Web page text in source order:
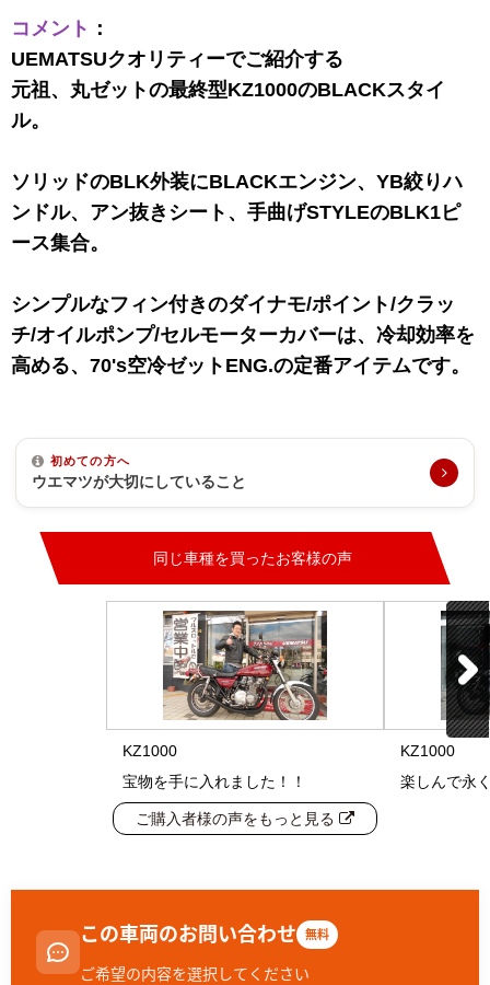
コメント ：
UEMATSUクオリティーでご紹介する
元祖、丸ゼットの最終型KZ1000のBLACKスタイ
ル。
ソリッドのBLK外装にBLACKエンジン、YB絞りハ
ンドル、アン抜きシート、手曲げSTYLEのBLK1ピ
ース集合。
シンプルなフィン付きのダイナモ/ポイント/クラッ
チ/オイルポンプ/セルモーターカバーは、冷却効率を
高める、70's空冷ゼットENG.の定番アイテムです。
初めての方へ
ウエマツが大切にしていること
同じ車種を買ったお客様の声
KZ1000
宝物を手に入れました！！
KZ1000
楽しんで永
ご購入者様の声をもっと見る
この車両のお問い合わせ 無料
ご希望の内容を選択してください